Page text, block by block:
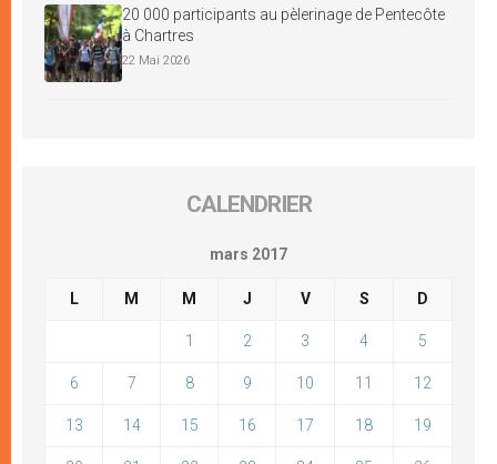
20 000 participants au pèlerinage de Pentecôte
à Chartres
22 Mai 2026
CALENDRIER
mars 2017
L M M J V S D
1 2 3 4 5
6 7 8 9 10 11 12
13 14 15 16 17 18 19